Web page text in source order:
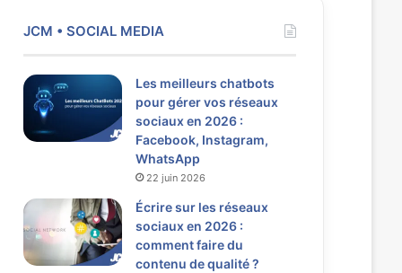
JCM • SOCIAL MEDIA
Les meilleurs chatbots
pour gérer vos réseaux
sociaux en 2026 :
Facebook, Instagram,
WhatsApp
22 juin 2026
Écrire sur les réseaux
sociaux en 2026 :
comment faire du
contenu de qualité ?